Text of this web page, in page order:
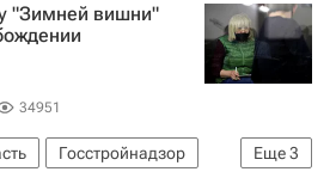
"Зимней вишни"
34951
Еще3
Госстройнадзор